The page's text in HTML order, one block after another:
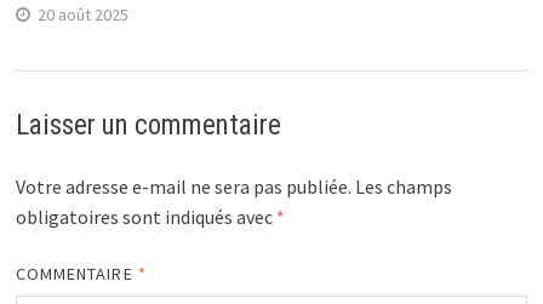
20 août 2025
Laisser un commentaire
Votre adresse e-mail ne sera pas publiée. Les champs
obligatoires sont indiqués avec *
COMMENTAIRE *